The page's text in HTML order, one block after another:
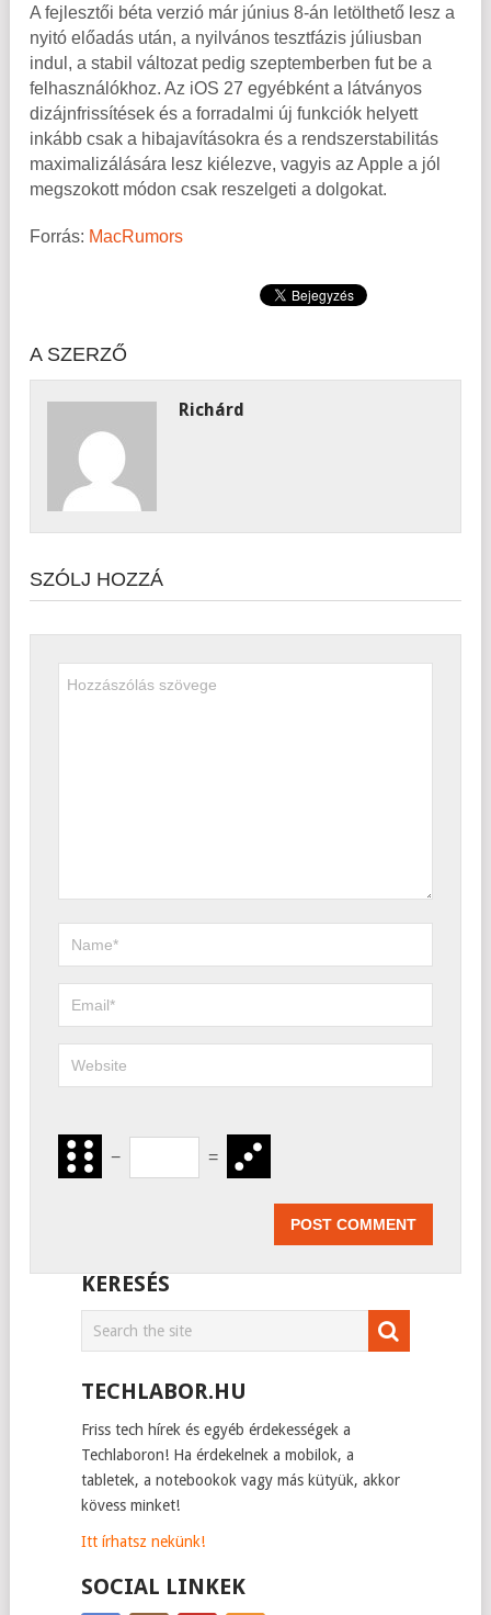
A fejlesztői béta verzió már június 8-án letölthető lesz a
nyitó előadás után, a nyilvános tesztfázis júliusban
indul, a stabil változat pedig szeptemberben fut be a
felhasználókhoz. Az iOS 27 egyébként a látványos
dizájnfrissítések és a forradalmi új funkciók helyett
inkább csak a hibajavításokra és a rendszerstabilitás
maximalizálására lesz kiélezve, vagyis az Apple a jól
megszokott módon csak reszelgeti a dolgokat.
Forrás: MacRumors
A SZERZŐ
Richárd
SZÓLJ HOZZÁ
− =
KERESÉS
TECHLABOR.HU
Friss tech hírek és egyéb érdekességek a
Techlaboron! Ha érdekelnek a mobilok, a
tabletek, a notebookok vagy más kütyük, akkor
kövess minket!
Itt írhatsz nekünk!
SOCIAL LINKEK